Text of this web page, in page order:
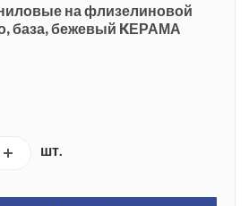
на флизелиновой
база, бежевый KЕРАМА
шт.